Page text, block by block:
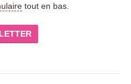
tout en bas.